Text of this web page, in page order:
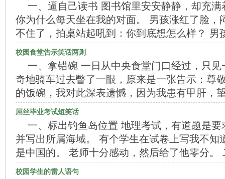
一、逼自己读书 图书馆里安安静静，却充
你为什么每天坐在我的对面。 男孩涨红了脸，
不住了，拍桌站起吼到：你到底想怎么样？ 男
校园食堂告示笑话两则
一、拿错碗 一日从中央食堂门口经过，只
奇地骑车过去瞥了一眼，原来是一张告示：尊
的饭碗，我对此深表遗憾，因为我患有甲肝，
屌丝毕业考试短笑话
一、标出钓鱼岛位置 地理考试，有道题是
并写出所属海域。 有个学生在试卷上写我不知
是中国的。 老师十分感动，然后给了他零分。
校园学生的雷人语句